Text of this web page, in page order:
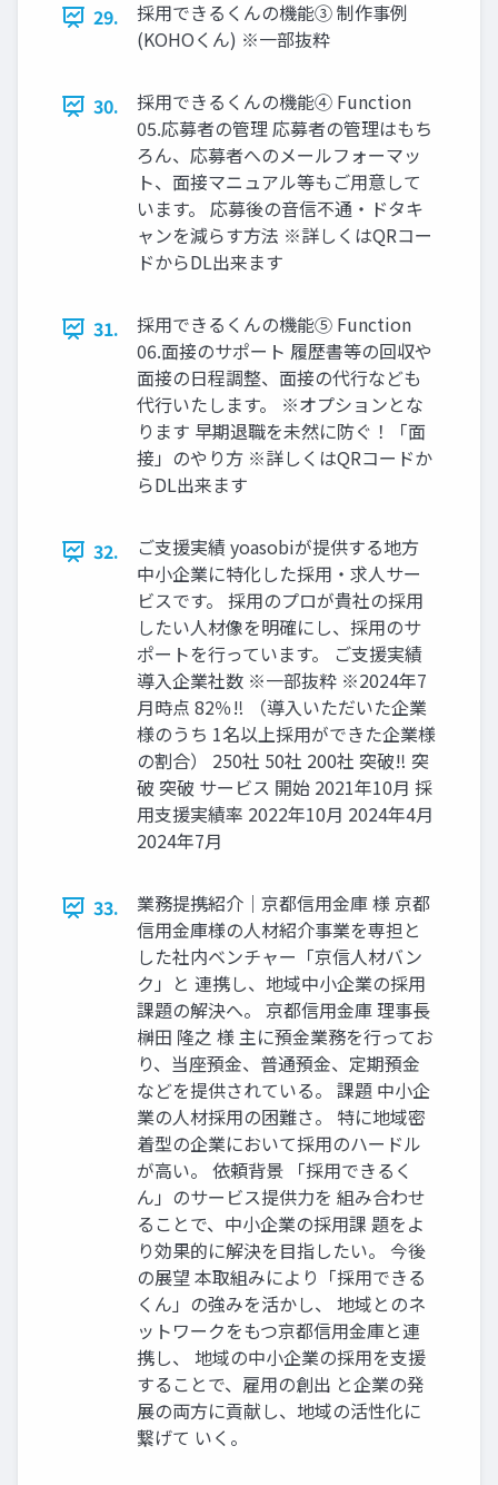
29.
採⽤できるくんの機能③ 制作事例
(KOHOくん) ※⼀部抜粋
30.
採⽤できるくんの機能④ Function
05.応募者の管理 応募者の管理はもち
ろん、応募者へのメールフォーマッ
ト、⾯接マニュアル等もご⽤意して
います。 応募後の⾳信不通‧ドタキ
ャンを減らす⽅法 ※詳しくはQRコー
ドからDL出来ます
31.
採⽤できるくんの機能⑤ Function
06.⾯接のサポート 履歴書等の回収や
⾯接の⽇程調整、⾯接の代⾏なども
代⾏いたします。 ※オプションとな
ります 早期退職を未然に防ぐ！「⾯
接」のやり⽅ ※詳しくはQRコードか
らDL出来ます
32.
ご⽀援実績 yoasobiが提供する地⽅
中⼩企業に特化した採⽤‧求⼈サー
ビスです。 採⽤のプロが貴社の採⽤
したい⼈材像を明確にし、採⽤のサ
ポートを⾏っています。 ご⽀援実績
導⼊企業社数 ※⼀部抜粋 ※2024年7
⽉時点 82％‼ （導⼊いただいた企業
様のうち 1名以上採⽤ができた企業様
の割合） 250社 50社 200社 突破‼ 突
破 突破 サービス 開始 2021年10⽉ 採
⽤⽀援実績率 2022年10⽉ 2024年4⽉
2024年7⽉
33.
業務提携紹介｜京都信⽤⾦庫 様 京都
信⽤⾦庫様の⼈材紹介事業を専担と
した社内ベンチャー「京信⼈材バン
ク」と 連携し、地域中⼩企業の採⽤
課題の解決へ。 京都信⽤⾦庫 理事⻑
榊⽥ 隆之 様 主に預⾦業務を⾏ってお
り、当座預⾦、普通預⾦、定期預⾦
などを提供されている。 課題 中⼩企
業の⼈材採⽤の困難さ。 特に地域密
着型の企業において採⽤のハードル
が⾼い。 依頼背景 「採⽤できるく
ん」のサービス提供⼒を 組み合わせ
ることで、中⼩企業の採⽤課 題をよ
り効果的に解決を⽬指したい。 今後
の展望 本取組みにより「採⽤できる
くん」の強みを活かし、 地域とのネ
ットワークをもつ京都信⽤⾦庫と連
携し、 地域の中⼩企業の採⽤を⽀援
することで、雇⽤の創出 と企業の発
展の両⽅に貢献し、地域の活性化に
繋げて いく。